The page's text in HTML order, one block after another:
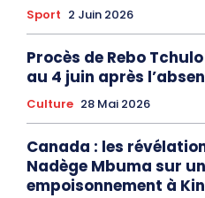
Sport 2 Juin 2026
Procès de Rebo
au 4 juin après
Culture 28 Mai 2026
Canada : les
Nadège Mbuma sur
empoisonnement à